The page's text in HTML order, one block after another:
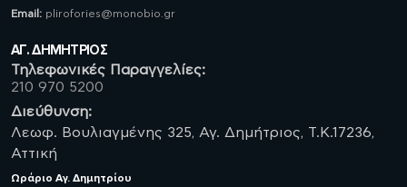
Email: plirofories@monobio.gr
ΑΓ. ΔΗΜΗΤΡΙΟΣ
Τηλεφωνικές Παραγγελίες:
210 970 5200
Διεύθυνση:
Λεωφ. Βουλιαγμένης 325, Αγ. Δημήτριος, Τ.Κ.17236,
Αττική
Ωράριο Αγ. Δημητρίου